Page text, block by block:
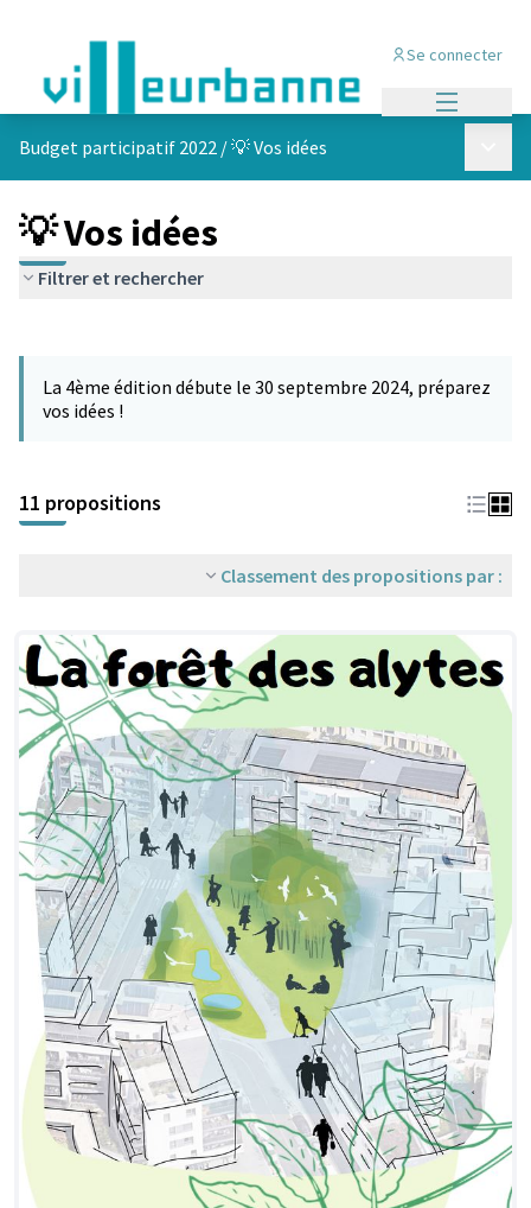
Se connecter
Budget participatif 2022 /💡 Vos idées
💡 Vos idées
Filtrer et rechercher
−
La 4ème édition débute le 30 septembre 2024, préparez
vos idées !
11 propositions
Classement des propositions par :